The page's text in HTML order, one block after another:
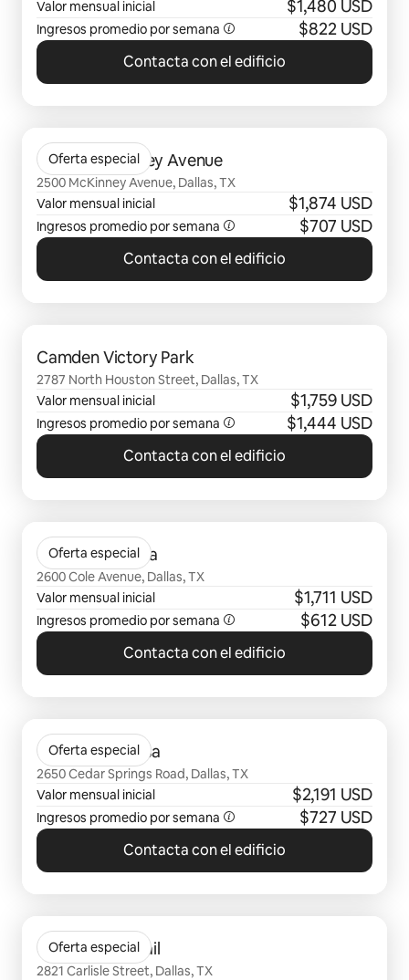
Valor mensual inicial
$1,480 USD
Ingresos promedio por semana $822 USD
Contacta con el edificio
Oferta especial
Gables McKinney Avenue
2500 McKinney Avenue, Dallas, TX
Valor mensual inicial
$1,874 USD
Ingresos promedio por semana $707 USD
Contacta con el edificio
Camden Victory Park
2787 North Houston Street, Dallas, TX
Valor mensual inicial
$1,759 USD
Ingresos promedio por semana $1,444 USD
Contacta con el edificio
Oferta especial
Gables Mirabella
2600 Cole Avenue, Dallas, TX
Valor mensual inicial
$1,711 USD
Ingresos promedio por semana $612 USD
Contacta con el edificio
Oferta especial
Gables Villa Rosa
2650 Cedar Springs Road, Dallas, TX
Valor mensual inicial
$2,191 USD
Ingresos promedio por semana $727 USD
Contacta con el edificio
Oferta especial
Gables Katy Trail
2821 Carlisle Street, Dallas, TX